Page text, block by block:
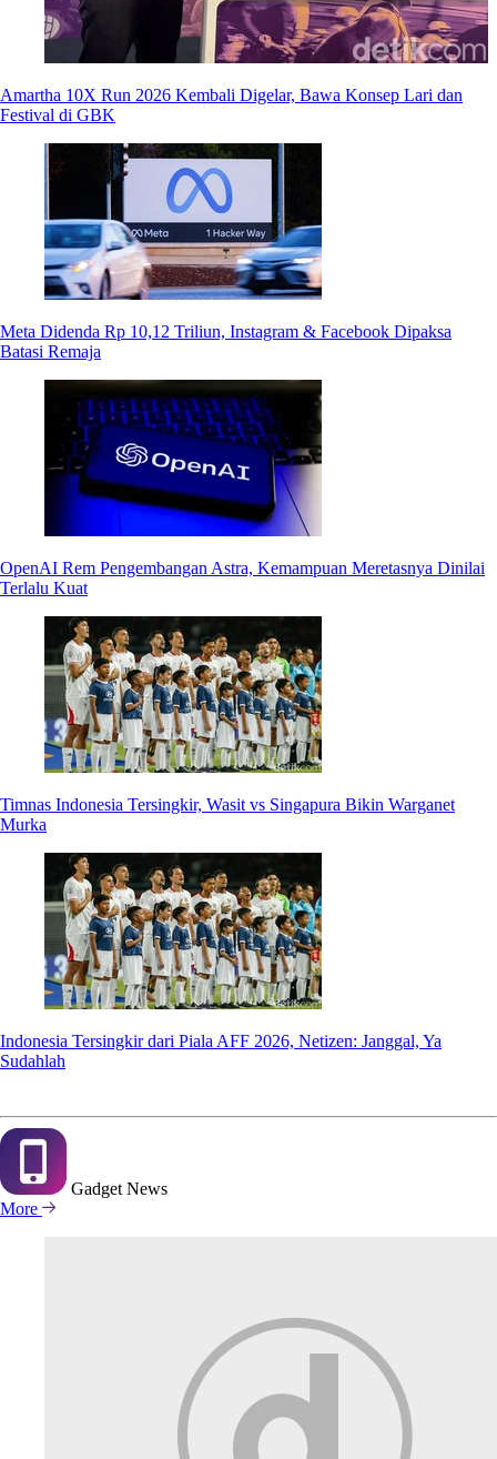
Amartha 10X Run 2026 Kembali Digelar, Bawa Konsep Lari dan
Festival di GBK
Meta Didenda Rp 10,12 Triliun, Instagram & Facebook Dipaksa
Batasi Remaja
OpenAI Rem Pengembangan Astra, Kemampuan Meretasnya Dinilai
Terlalu Kuat
Timnas Indonesia Tersingkir, Wasit vs Singapura Bikin Warganet
Murka
Indonesia Tersingkir dari Piala AFF 2026, Netizen: Janggal, Ya
Sudahlah
Gadget News
More